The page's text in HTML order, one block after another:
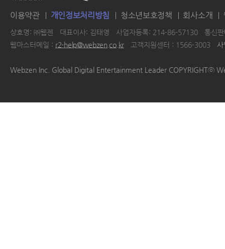
이용약관 개인정보처리방침 청소년보호정책 회사소개
상호명: ㈜웹젠 대표이사: 김태영 사업자등록: 214-86-57130
통신
웹마스터메일 : r2-help@webzen.co.kr 고객지원센터 : 1566-3003
Webzen Inc. Global Digital Entertainment Leader COPYRIGHTⓒ